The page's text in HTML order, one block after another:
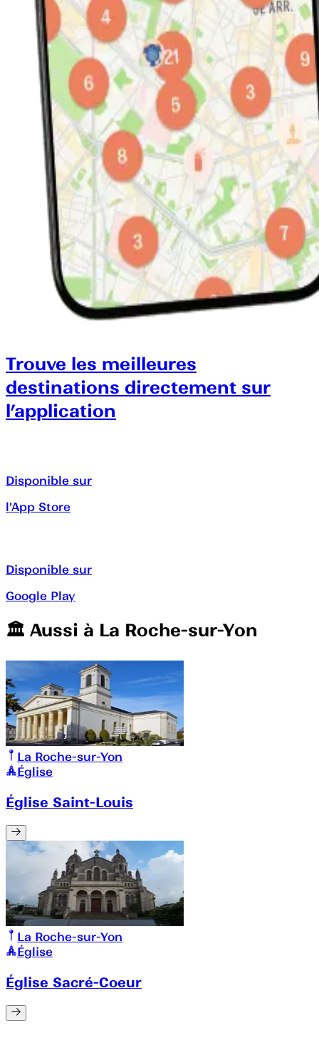
Trouve les meilleures
destinations directement sur
l’application
Disponible sur
l'App Store
Disponible sur
Google Play
🏛️️ Aussi à La Roche-sur-Yon
La Roche-sur-Yon
Église
Église Saint-Louis
La Roche-sur-Yon
Église
Église Sacré-Coeur